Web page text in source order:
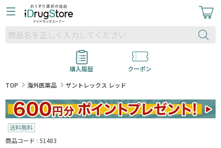
購入履歴
クーポン
TOP
海外医薬品 ザントレックス レッド
商品コード : 51483